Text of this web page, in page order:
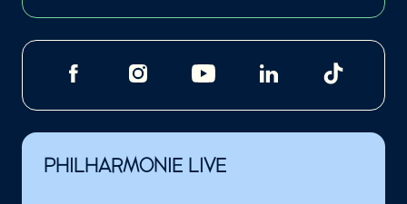
PHILHARMONIE LIVE